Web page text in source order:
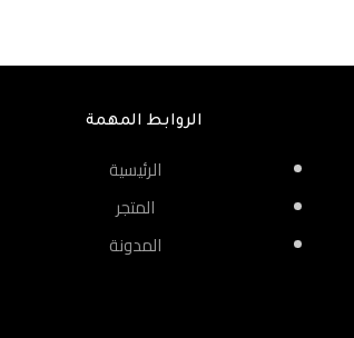
الروابط المهمة
الرئيسية
المتجر
المدونة